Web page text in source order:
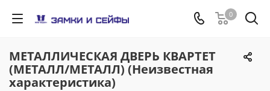
0
МЕТАЛЛИЧЕСКАЯ ДВЕРЬ КВАРТЕТ
(МЕТАЛЛ/МЕТАЛЛ) (Неизвестная
характеристика)